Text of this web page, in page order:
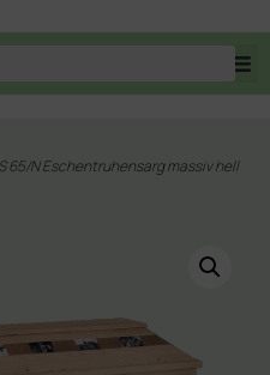
65/N Eschentruhensarg massiv hell